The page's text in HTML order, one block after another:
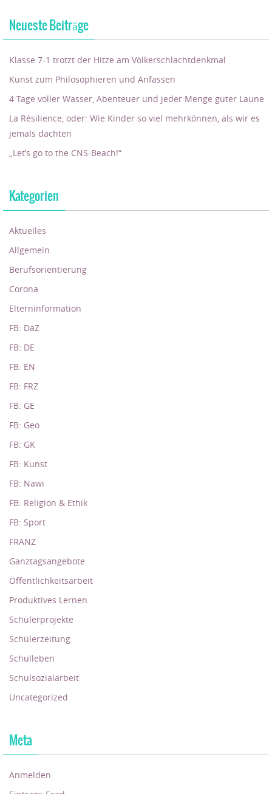
Neueste Beiträge
Klasse 7-1 trotzt der Hitze am Völkerschlachtdenkmal
Kunst zum Philosophieren und Anfassen
4 Tage voller Wasser, Abenteuer und jeder Menge guter Laune
La Résilience, oder: Wie Kinder so viel mehrkönnen, als wir es
jemals dachten
„Let’s go to the CNS-Beach!“
Kategorien
Aktuelles
Allgemein
Berufsorientierung
Corona
Elterninformation
FB: DaZ
FB: DE
FB: EN
FB: FRZ
FB: GE
FB: Geo
FB: GK
FB: Kunst
FB: Nawi
FB: Religion & Ethik
FB: Sport
FRANZ
Ganztagsangebote
Öffentlichkeitsarbeit
Produktives Lernen
Schülerprojekte
Schülerzeitung
Schulleben
Schulsozialarbeit
Uncategorized
Meta
Anmelden